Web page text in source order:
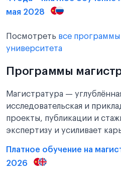
мая 2028
Посмотреть все программы
университета
Программы
Магистратура —
исследовательская и
проекты, публикации и
экспертизу и усиливает
Платное обучение на
2026